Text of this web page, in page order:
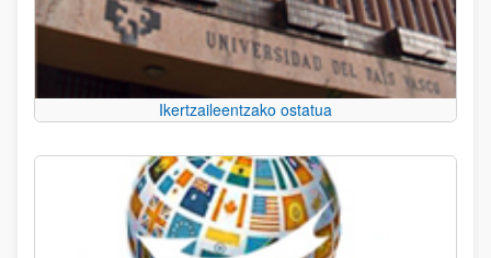
Ikertzaileentzako ostatua